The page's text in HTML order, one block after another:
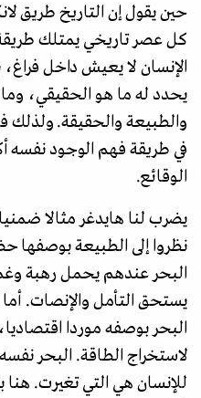
حين يقول إن التاريخ طريق
كل عصر تاريخي يمتلك
الإنسان لا يعيش داخل
يحدد له ما هو الحقيقي،
والطبيعة والحقيقة. ولذلك
في طريقة فهم الوجود نفسه
الوقائع.
يضرب لنا هايدغر مثالا
نظروا إلى الطبيعة بوصفها
البحر عندهم يحمل رهبة
يستحق التأمل والإنصات. أما
البحر بوصفه موردا
لاستخراج الطاقة. البحر
للإنسان هي التي تغيرت.